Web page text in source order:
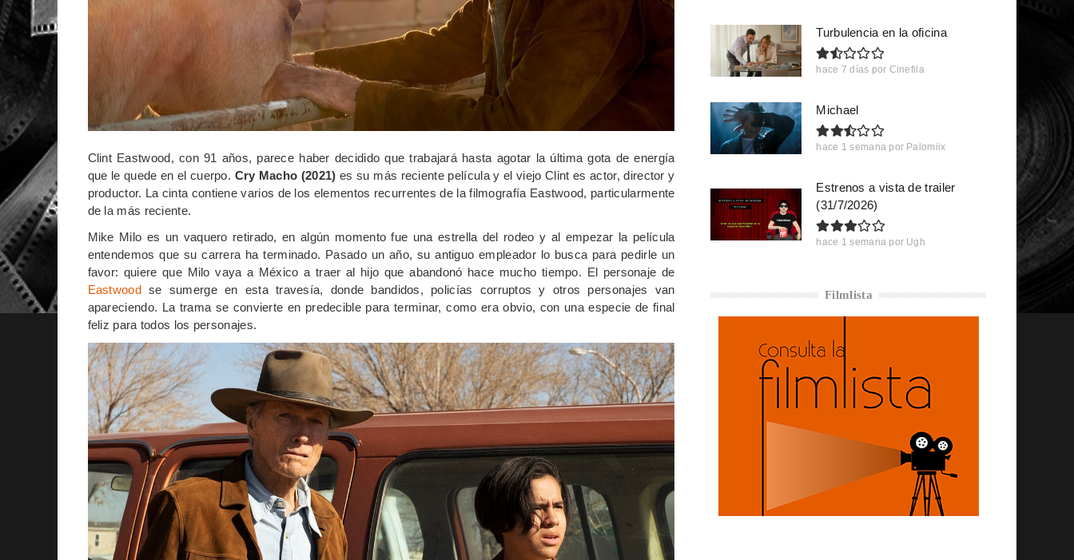
Clint Eastwood, con 91 años, parece haber decidido que trabajará hasta agotar la última gota de energía
que le quede en el cuerpo. Cry Macho (2021) es su más reciente película y el viejo Clint es actor, director y
productor. La cinta contiene varios de los elementos recurrentes de la filmografía Eastwood, particularmente
de la más reciente.
Mike Milo es un vaquero retirado, en algún momento fue una estrella del rodeo y al empezar la película
entendemos que su carrera ha terminado. Pasado un año, su antiguo empleador lo busca para pedirle un
favor: quiere que Milo vaya a México a traer al hijo que abandonó hace mucho tiempo. El personaje de
Eastwoodse sumerge en esta travesía, donde bandidos, policías corruptos y otros personajes van
apareciendo. La trama se convierte en predecible para terminar, como era obvio, con una especie de final
feliz para todos los personajes.
Turbulencia en la oficina
hace 7 días por Cinefila
Michael
hace 1 semana por Palomiix
Estrenos a vista de trailer
(31/7/2026)
hace 1 semana por Ugh
Filmlista